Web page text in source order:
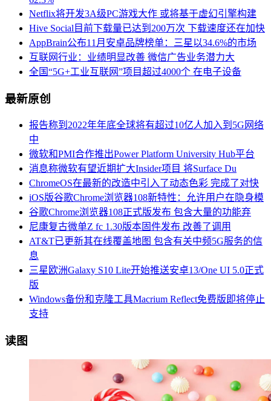
Netflix将开发3A级PC游戏大作 或将基于虚幻引擎构建
Hive Social目前下载量已达到200万次 下载速度还在加快
AppBrain公布11月安卓品牌榜单：三星以34.6%的市场
互联网行业：业绩明显改善 微信广告业务潜力大
全国“5G+工业互联网”项目超过4000个 在电子设备
最新原创
报告称到2022年年底全球将有超过10亿人加入到5G网络
中
微软和PMI合作推出Power Platform University Hub平台
消息称微软有望近期扩大Insider项目 将Surface Du
ChromeOS在最新的改造中引入了动态色彩 完成了对快
iOS版谷歌Chrome浏览器108新特性：允许用户在隐身模
谷歌Chrome浏览器108正式版发布 包含大量的功能弃
尼康复古微单Z fc 1.30版本固件发布 改善了调用
AT&T已更新其在线覆盖地图 包含有关中频5G服务的信
息
三星欧洲Galaxy S10 Lite开始推送安卓13/One UI 5.0正式
版
Windows备份和克隆工具Macrium Reflect免费版即将停止
支持
读图